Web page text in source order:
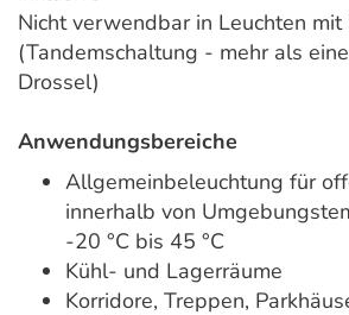
Nicht verwendbar in Leuchten mit
(Tandemschaltung - mehr als
Drossel)
Anwendungsbereiche
Allgemeinbeleuchtung für
innerhalb von
-20 °C bis 45 °C
Kühl- und Lagerräume
Korridore, Treppen,